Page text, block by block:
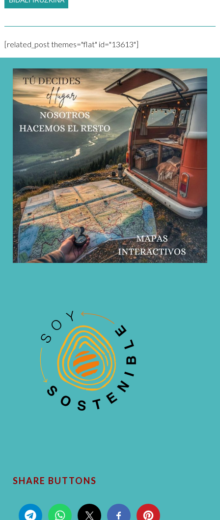
[related_post themes="flat" id="13613"]
SHARE BUTTONS